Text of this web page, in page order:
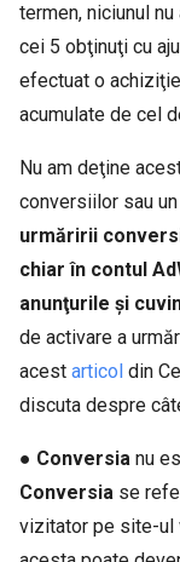
termen, niciunul
cei 5 obţinuţi cu
efectuat o
acumulate de cel
Nu am deţine
conversiilor sau
urmăririi
chiar în contul
anunţurile şi
de activare a
acest articol din
discuta despre
● Conversia nu
Conversia se
vizitator pe site-ul